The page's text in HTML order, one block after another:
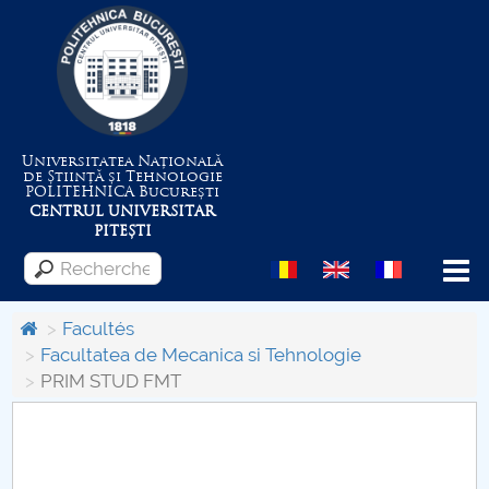
Universitatea Națională
de Știință și Tehnologie
POLITEHNICABucurești
CENTRUL UNIVERSITAR
PITEȘTI
Menu
Despre Universitate
Facultés
Facultatea de Mecanica si Tehnologie
PRIM STUD FMT